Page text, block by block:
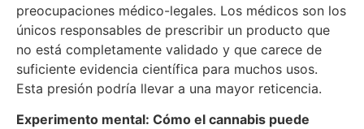
preocupaciones médico-legales. Los médicos son los
únicos responsables de prescribir un producto que
no está completamente validado y que carece de
suficiente evidencia científica para muchos usos.
Esta presión podría llevar a una mayor reticencia.
Experimento mental: Cómo el cannabis puede